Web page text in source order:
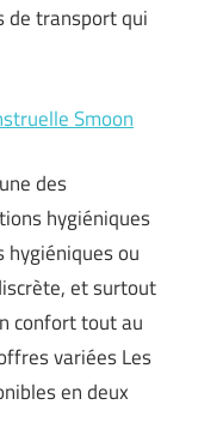
de transport qui
Smoon
des
hygiéniques
ou
et surtout
confort tout au
variées Les
en deux